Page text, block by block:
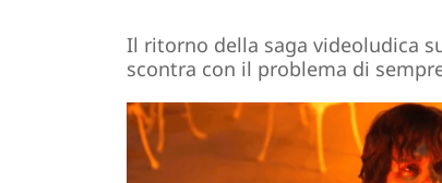
Il ritorno della saga videoludica
scontra con il problema di